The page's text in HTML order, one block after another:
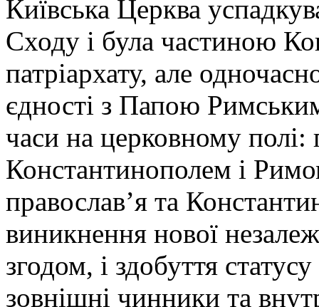
Київська Церква
Сходу і була частиною
патріархату, але
єдності з Папою
часи на церковному полі:
Константинополем і
православ’я та
виникнення нової
згодом, і здобуття
зовнішні чинники та